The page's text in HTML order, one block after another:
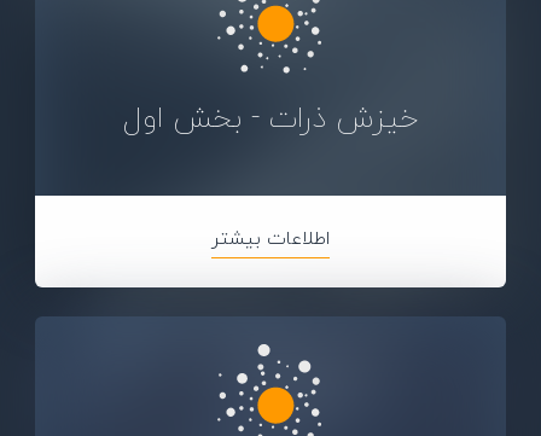
خیزش ذرات - بخش اول
اطلاعات بیشتر